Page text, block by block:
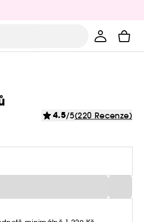
4.5/5(220 Recenze)